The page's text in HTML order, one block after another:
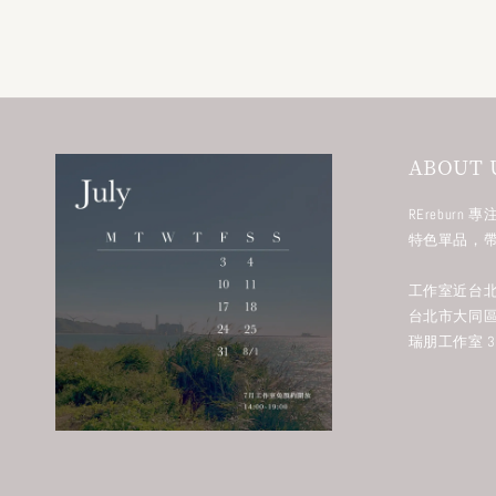
ABOUT
REreburn 專
特色單品，
工作室近台
台北市大同
瑞朋工作室